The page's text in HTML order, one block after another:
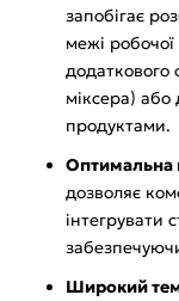
запобігає
межі
додаткового
міксера) або
продуктами.
Оптимальна
дозволяє
інтегрувати
Широкий